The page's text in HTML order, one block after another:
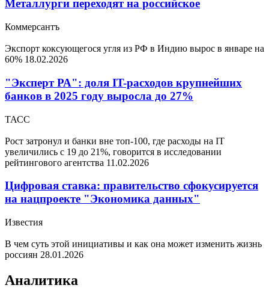
Металлурги переходят на российское
Коммерсантъ
Экспорт коксующегося угля из РФ в Индию вырос в январе на
60% 18.02.2026
"Эксперт РА": доля IT-расходов крупнейших
банков в 2025 году выросла до 27%
ТАСС
Рост затронул и банки вне топ-100, где расходы на IT
увеличились с 19 до 21%, говорится в исследовании
рейтингового агентства 11.02.2026
Цифровая ставка: правительство сфокусируется
на нацпроекте "Экономика данных"
Известия
В чем суть этой инициативы и как она может изменить жизнь
россиян 28.01.2026
Аналитика